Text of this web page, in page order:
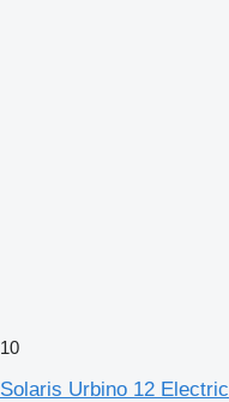
10
Solaris Urbino 12 Electric